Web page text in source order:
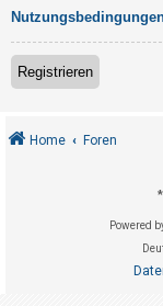
U
n
e
Registrieren
Home Foren
*
Powered